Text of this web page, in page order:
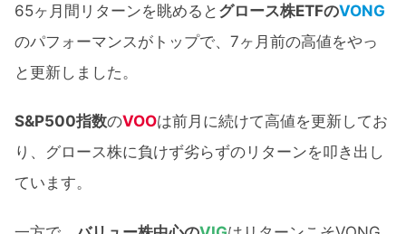
65ヶ月間リターンを眺めると グロース株ETFのVONG
のパフォーマンスがトップで、7ヶ月前の高値をやっ
と更新しました。
S&P500指数のVOOは前月に続けて高値を更新してお
り、グロース株に負けず劣らずのリターンを叩き出し
ています。